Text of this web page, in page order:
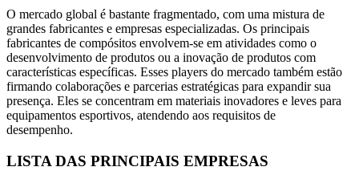
O mercado global é bastante fragmentado, com uma mistura de
grandes fabricantes e empresas especializadas. Os principais
fabricantes de compósitos envolvem-se em atividades como o
desenvolvimento de produtos ou a inovação de produtos com
características específicas. Esses players do mercado também estão
firmando colaborações e parcerias estratégicas para expandir sua
presença. Eles se concentram em materiais inovadores e leves para
equipamentos esportivos, atendendo aos requisitos de
desempenho.
LISTA DAS PRINCIPAIS EMPRESAS